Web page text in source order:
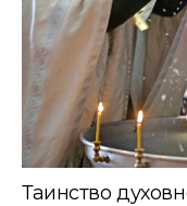
Таинство